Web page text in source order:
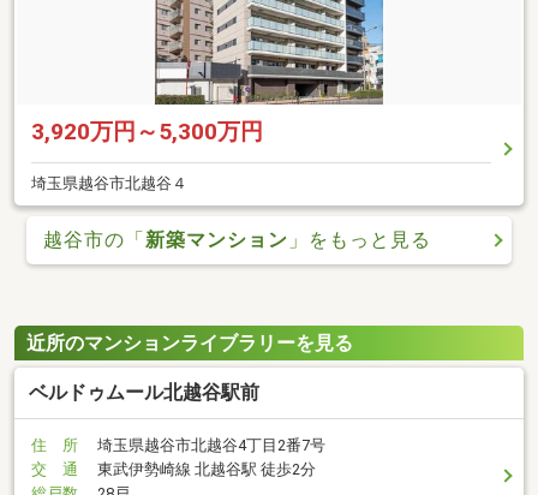
3,920万円～5,300万円
埼玉県越谷市北越谷４
越谷市の「新築マンション 」をもっと見る
近所のマンションライブラリーを見る
ベルドゥムール北越谷駅前
住 所
埼玉県越谷市北越谷4丁目2番7号
交 通
東武伊勢崎線 北越谷駅 徒歩2分